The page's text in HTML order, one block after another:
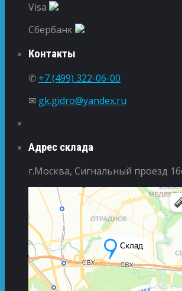
Visa
Сбербанк
Контакты
✆ +7 (499) 322-06-00
✉ gk.gidro@yandex.ru
Адрес склада
г.Москва, Сигнальный проезд